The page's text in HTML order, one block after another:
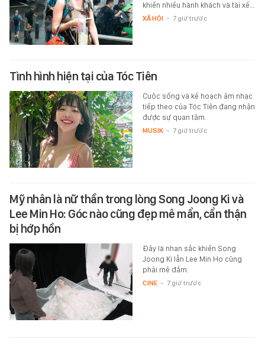
khiến nhiều hành khách và tài xế…
XÃ HỘI - 7 giờ trước
Tình hình hiện tại của Tóc Tiên
Cuộc sống và kế hoạch âm nhạc
tiếp theo của Tóc Tiên đang nhận
được sự quan tâm.
MUSIK - 7 giờ trước
Mỹ nhân là nữ thần trong lòng Song Joong Ki và
Lee Min Ho: Góc nào cũng đẹp mê mẩn, cẩn thận
bị hớp hồn
Đây là nhan sắc khiến Song
Joong Ki lẫn Lee Min Ho cũng
phải mê đắm.
CINE - 7 giờ trước